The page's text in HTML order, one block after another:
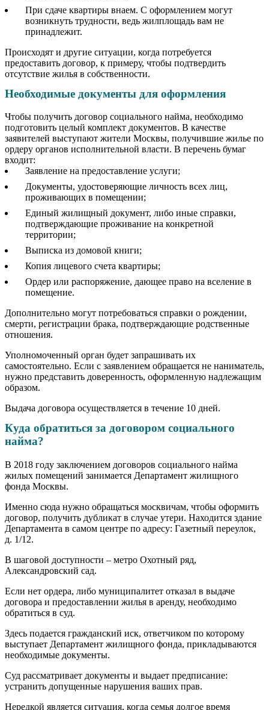
При сдаче квартиры внаем. С оформлением могут
возникнуть трудности, ведь жилплощадь вам не
принадлежит.
Происходят и другие ситуации, когда потребуется
предоставить договор, к примеру, чтобы подтвердить
отсутствие жилья в собственности.
Необходимые документы для оформления
Чтобы получить договор социального найма, необходимо
подготовить целый комплект документов. В качестве
заявителей выступают жители Москвы, получившие жилье по
ордеру органов исполнительной власти. В перечень бумаг
входит:
Заявление на предоставление услуги;
Документы, удостоверяющие личность всех лиц,
проживающих в помещении;
Единый жилищный документ, либо иные справки,
подтверждающие проживание на конкретной
территории;
Выписка из домовой книги;
Копия лицевого счета квартиры;
Ордер или распоряжение, дающее право на вселение в
помещение.
Дополнительно могут потребоваться справки о рождении,
смерти, регистрации брака, подтверждающие родственные
отношения.
Уполномоченный орган будет запрашивать их
самостоятельно. Если с заявлением обращается не наниматель,
нужно представить доверенность, оформленную надлежащим
образом.
Выдача договора осуществляется в течение 10 дней.
Куда обратиться за договором социального
найма?
В 2018 году заключением договоров социального найма
жилых помещений занимается Департамент жилищного
фонда Москвы.
Именно сюда нужно обращаться москвичам, чтобы оформить
договор, получить дубликат в случае утери. Находится здание
Департамента в самом центре по адресу: Газетный переулок,
д. 1/12.
В шаговой доступности – метро Охотный ряд,
Александровский сад.
Если нет ордера, либо муниципалитет отказал в выдаче
договора и предоставлении жилья в аренду, необходимо
обратиться в суд.
Здесь подается гражданский иск, ответчиком по которому
выступает Департамент жилищного фонда, прикладываются
необходимые документы.
Суд рассматривает документы и выдает предписание:
устранить допущенные нарушения ваших прав.
Нередкой является ситуация, когда семья долгое время